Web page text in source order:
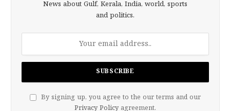
News about Gulf, Kerala, India, world, sports
and politics.
By signing up, you agree to the our terms and our
Privacy Policy agreement.